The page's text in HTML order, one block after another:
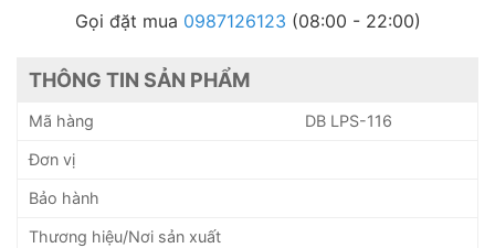
Gọi đặt mua 0987126123 (08:00 - 22:00)
THÔNG TIN SẢN PHẨM
Mã hàng DB LPS-116
Đơn vị
Bảo hành
Thương hiệu/Nơi sản xuất